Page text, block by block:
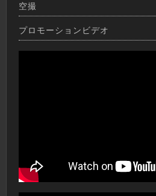
空撮
プロモーションビデオ